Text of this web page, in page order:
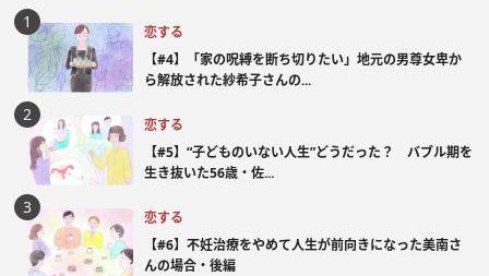
恋する
【#4】「家の呪縛を断ち切りたい」地元の男尊女卑か
ら解放された紗希子さんの...
恋する
【#5】“子どものいない人生”どうだった？ バブル期を
生き抜いた56歳・佐...
恋する
【#6】不妊治療をやめて人生が前向きになった美南さ
んの場合・後編